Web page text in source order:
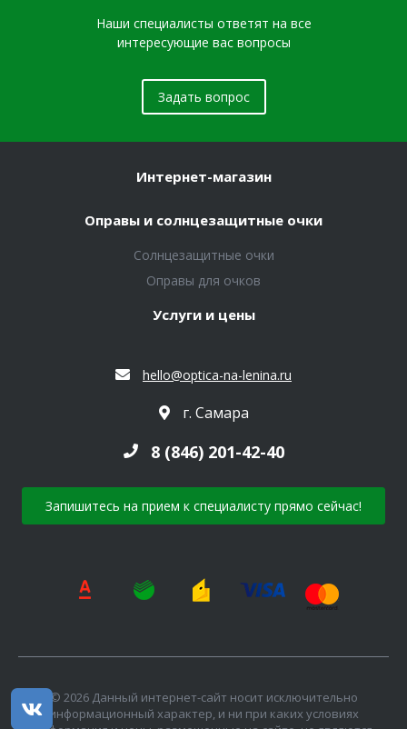
Наши специалисты ответят на все
интересующие вас вопросы
Задать вопрос
Интернет-магазин
Оправы и солнцезащитные очки
Солнцезащитные очки
Оправы для очков
Услуги и цены
hello@optica-na-lenina.ru
г. Самара
8 (846) 201-42-40
Запишитесь на прием к специалисту прямо сейчас!
© 2026 Данный интернет-сайт носит исключительно
информационный характер, и ни при каких условиях